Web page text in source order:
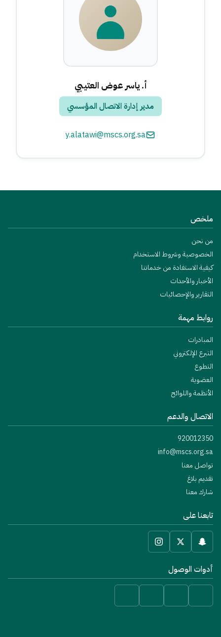
أ. ياسر عوض العتيبي
مدير إدارة الاتصال المؤسسي
y.alatawi@mscs.org.sa
ملخص
من نحن
الخصوصية وشروط الاستخدام
كيفية الاستفادة من خدماتنا
الأخبار والأحداث
التقارير والإحصائيات
روابط مهمة
المبادرات
التبرع الإلكتروني
التطوع
العضوية
الأنظمة واللوائح
الاتصال والدعم
920012350
info@mscs.org.sa
تواصل معنا
تقديم بلاغ
شارك معنا
تابعنا على
أدوات الوصول